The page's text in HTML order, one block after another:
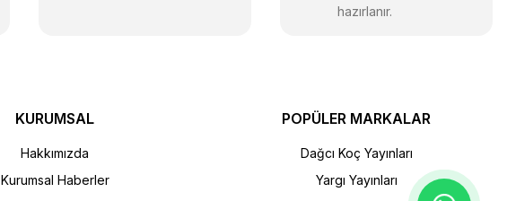
hazırlanır.
KURUMSAL
Hakkımızda
Kurumsal Haberler
POPÜLER MARKALAR
Dağcı Koç Yayınları
Yargı Yayınları